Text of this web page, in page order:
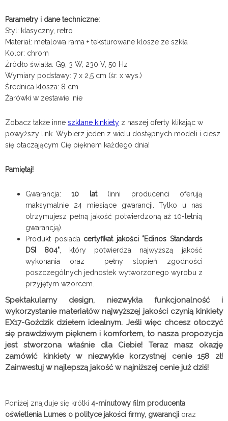
Parametry i dane techniczne:
Styl: klasyczny, retro
Materiał: metalowa rama + teksturowane klosze ze szkła
Kolor: chrom
Źródło światła: G9, 3 W, 230 V, 50 Hz
Wymiary podstawy: 7 x 2,5 cm (śr. x wys.)
Średnica klosza: 8 cm
Żarówki w zestawie: nie
Zobacz także inne szklane kinkiety z naszej oferty klikając w
powyższy link. Wybierz jeden z wielu dostępnych modeli i ciesz
się otaczającym Cię pięknem każdego dnia!
Pamiętaj!
Gwarancja:10 lat(inni producenci oferują
maksymalnie 24 miesiące gwarancji. Tylko u nas
otrzymujesz pełną jakość potwierdzoną aż 10-letnią
gwarancją).
Produkt posiada certyfikat jakości "Edinos Standards
DSI 804", który potwierdza najwyższą jakość
wykonania oraz pełny stopień zgodności
poszczególnych jednostek wytworzonego wyrobu z
przyjętym wzorcem.
Spektakularny design, niezwykła funkcjonalność i
wykorzystanie materiałów najwyższej jakości czynią kinkiety
EX17-Goździk dziełem idealnym. Jeśli więc chcesz otoczyć
się prawdziwym pięknem i komfortem, to nasza propozycja
jest stworzona właśnie dla Ciebie! Teraz masz okazję
zamówić kinkiety w niezwykle korzystnej cenie 158 zł!
Zainwestuj w najlepszą jakość w najniższej cenie już dziś!
Poniżej znajduje się krótki 4-minutowy film producenta
oświetlenia Lumes o polityce jakości firmy, gwarancji oraz